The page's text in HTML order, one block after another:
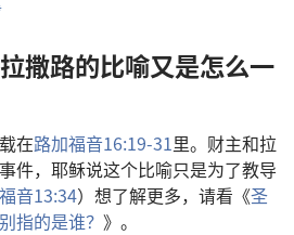
撒路的比喻又是怎么一
在路加福音16:19-31里。财主和拉
件，耶稣说这个比喻只是为了教导
音13:34）想了解更多，请看《圣
指的是谁？ 》。